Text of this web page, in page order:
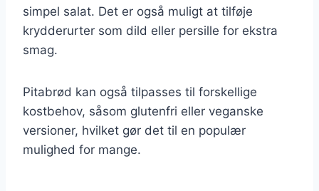
simpel salat. Det er også muligt at tilføje
krydderurter som dild eller persille for ekstra
smag.
Pitabrød kan også tilpasses til forskellige
kostbehov, såsom glutenfri eller veganske
versioner, hvilket gør det til en populær
mulighed for mange.